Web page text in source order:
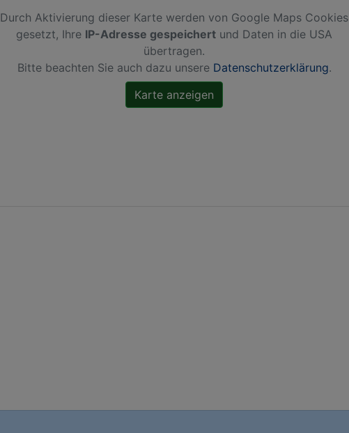
Durch Aktivierung dieser Karte werden von Google Maps Cookies
gesetzt, Ihre IP-Adresse gespeichert und Daten in die USA
übertragen.
Bitte beachten Sie auch dazu unsere Datenschutzerklärung.